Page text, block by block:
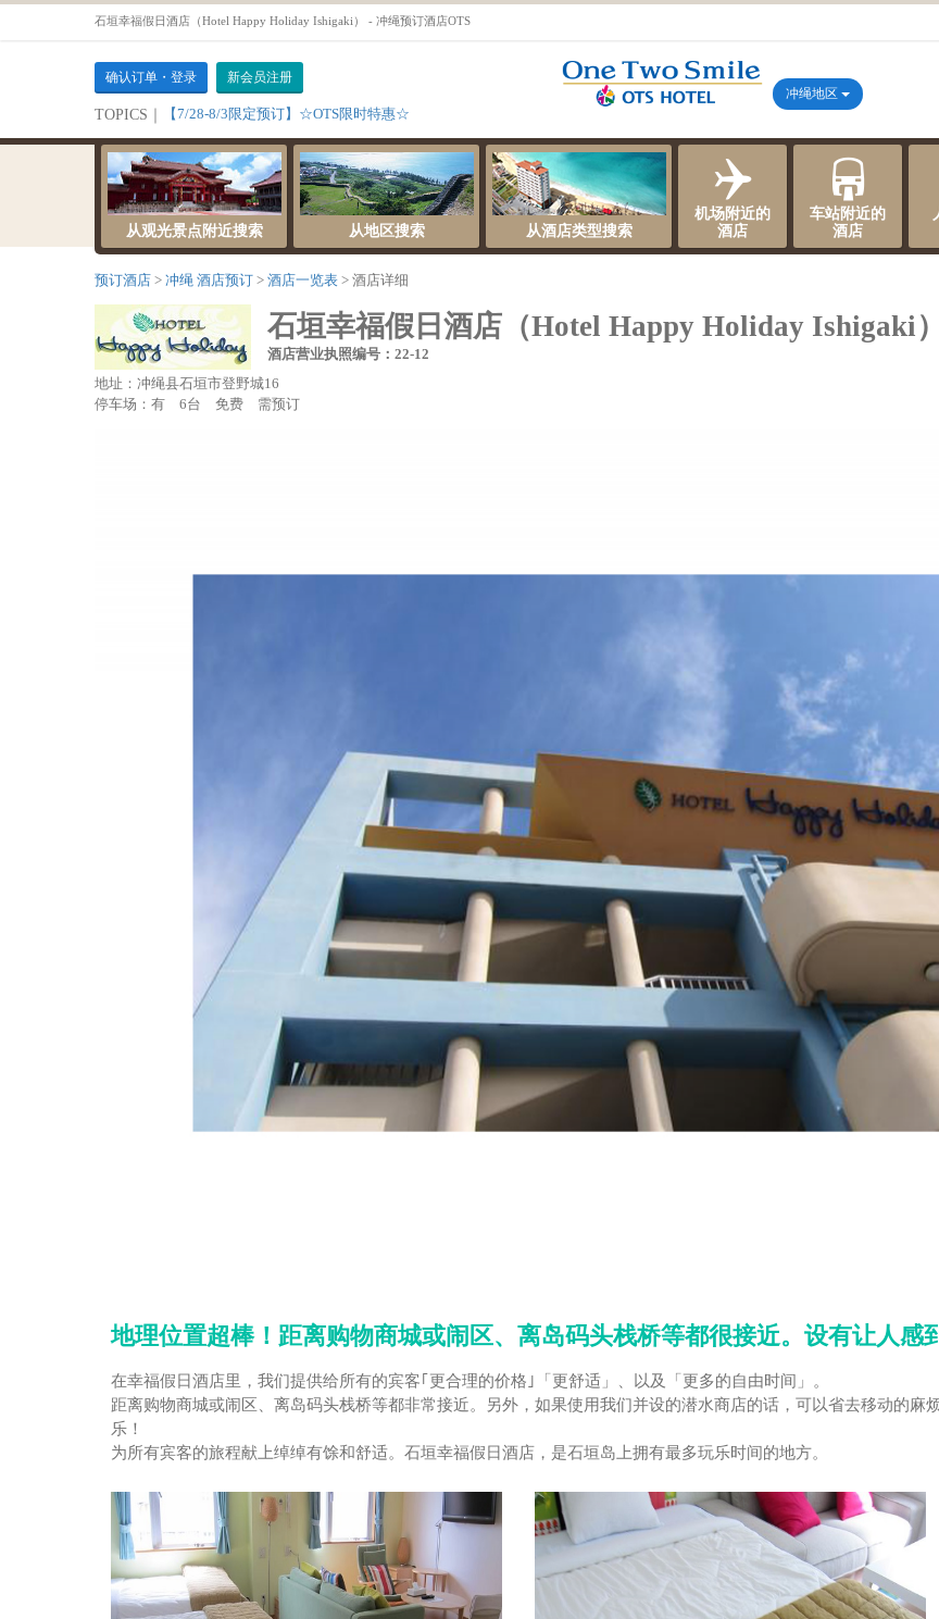
石垣幸福假日酒店（Hotel Happy Holiday Ishigaki） - 冲绳预订酒店OTS
确认订单・登录 新会员注册
TOPICS｜ 【7/28-8/3限定预订】☆OTS限时特惠☆
冲绳地区
从观光景点附近搜索 从地区搜索 从酒店类型搜索
机场附近的
酒店
车站附近的
酒店
预订酒店 冲绳 酒店预订 酒店一览表 酒店详细
石垣幸福假日酒店（Hotel Happy Holiday Ishigaki）
酒店营业执照编号：22-12
地址：冲绳县石垣市登野城16
停车场：有 6台 免费 需预订
地理位置超棒！距离购物商城或闹区、离岛码头栈桥等都很接近。设有让人
在幸福假日酒店里，我们提供给所有的宾客｢更合理的价格｣「更舒适」、以及「更多的自由时间」。
距离购物商城或闹区、离岛码头栈桥等都非常接近。另外，如果使用我们并设的潜水商店的话，可以省去移动的
乐！
为所有宾客的旅程献上绰绰有馀和舒适。石垣幸福假日酒店，是石垣岛上拥有最多玩乐时间的地方。